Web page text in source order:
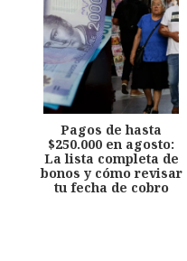
Pagos de hasta
$250.000 en agosto:
La lista completa de
bonos y cómo revisar
tu fecha de cobro